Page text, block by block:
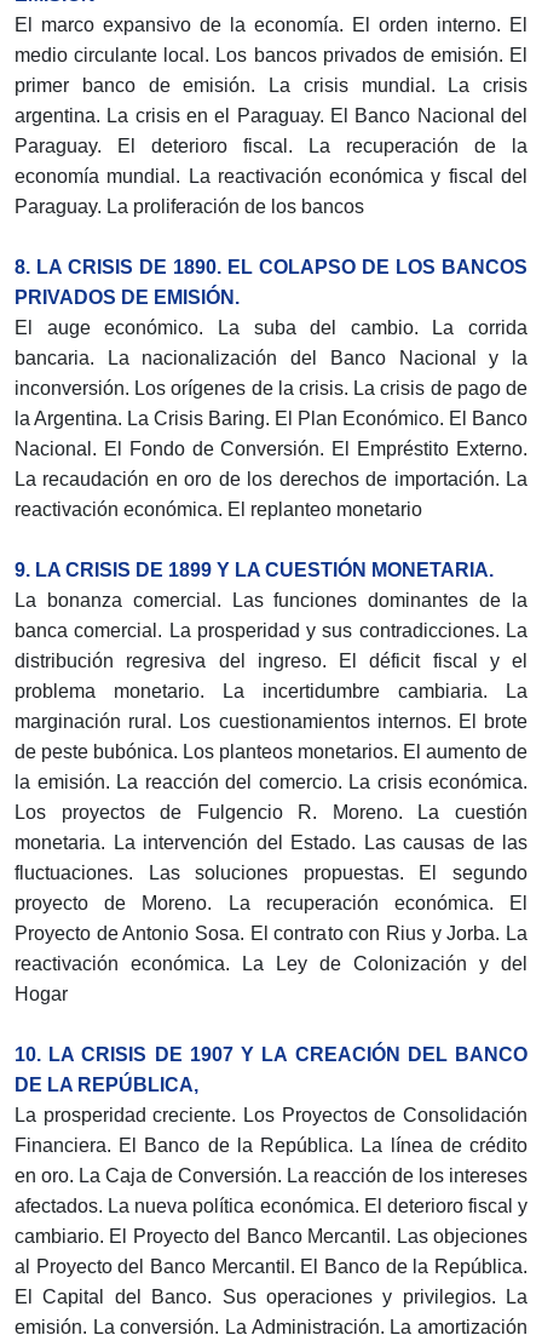
El marco expansivo de la economía. El orden interno. El
medio circulante local. Los bancos privados de emisión. El
primer banco de emisión. La crisis mundial. La crisis
argentina. La crisis en el Paraguay. El Banco Nacional del
Paraguay. El deterioro fiscal. La recuperación de la
economía mundial. La reactivación económica y fiscal del
Paraguay. La proliferación de los bancos
8. LA CRISIS DE 1890. EL COLAPSO DE LOS BANCOS
PRIVADOS DE EMISIÓN.
El auge económico. La suba del cambio. La corrida
bancaria. La nacionalización del Banco Nacional y la
inconversión. Los orígenes de la crisis. La crisis de pago de
la Argentina. La Crisis Baring. El Plan Económico. El Banco
Nacional. El Fondo de Conversión. El Empréstito Externo.
La recaudación en oro de los derechos de importación. La
reactivación económica. El replanteo monetario
9. LA CRISIS DE 1899 Y LA CUESTIÓN MONETARIA.
La bonanza comercial. Las funciones dominantes de la
banca comercial. La prosperidad y sus contradicciones. La
distribución regresiva del ingreso. El déficit fiscal y el
problema monetario. La incertidumbre cambiaria. La
marginación rural. Los cuestionamientos internos. El brote
de peste bubónica. Los planteos monetarios. El aumento de
la emisión. La reacción del comercio. La crisis económica.
Los proyectos de Fulgencio R. Moreno. La cuestión
monetaria. La intervención del Estado. Las causas de las
fluctuaciones. Las soluciones propuestas. El segundo
proyecto de Moreno. La recuperación económica. El
Proyecto de Antonio Sosa. El contrato con Rius y Jorba. La
reactivación económica. La Ley de Colonización y del
Hogar
10. LA CRISIS DE 1907 Y LA CREACIÓN DEL BANCO
DE LA REPÚBLICA,
La prosperidad creciente. Los Proyectos de Consolidación
Financiera. El Banco de la República. La línea de crédito
en oro. La Caja de Conversión. La reacción de los intereses
afectados. La nueva política económica. El deterioro fiscal y
cambiario. El Proyecto del Banco Mercantil. Las objeciones
al Proyecto del Banco Mercantil. El Banco de la República.
El Capital del Banco. Sus operaciones y privilegios. La
emisión. La conversión. La Administración. La amortización